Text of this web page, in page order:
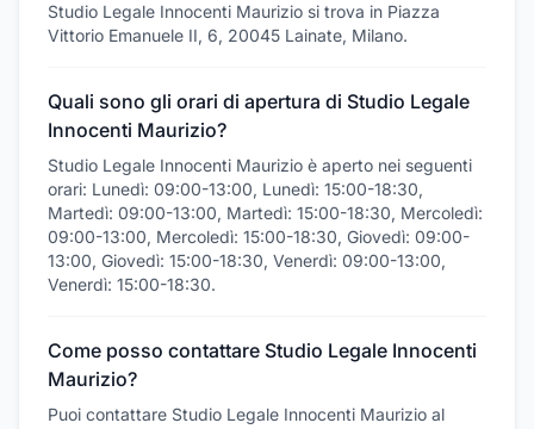
Studio Legale Innocenti Maurizio si trova in Piazza
Vittorio Emanuele II, 6, 20045 Lainate, Milano.
Quali sono gli orari di apertura di Studio Legale
Innocenti Maurizio?
Studio Legale Innocenti Maurizio è aperto nei seguenti
orari: Lunedì: 09:00-13:00, Lunedì: 15:00-18:30,
Martedì: 09:00-13:00, Martedì: 15:00-18:30, Mercoledì:
09:00-13:00, Mercoledì: 15:00-18:30, Giovedì: 09:00-
13:00, Giovedì: 15:00-18:30, Venerdì: 09:00-13:00,
Venerdì: 15:00-18:30.
Come posso contattare Studio Legale Innocenti
Maurizio?
Puoi contattare Studio Legale Innocenti Maurizio al